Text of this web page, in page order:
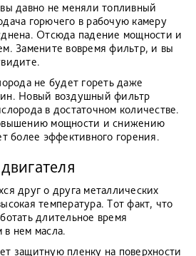
давно не меняли топливный
горючего в рабочую камеру
Отсюда падение мощности и
Замените вовремя фильтр, и вы
не будет гореть даже
Новый воздушный фильтр
в достаточном количестве.
мощности и снижению
более эффективного горения.
друг о друга металлических
температура. Тот факт, что
длительное время
в нем масла.
защитную пленку на поверхности